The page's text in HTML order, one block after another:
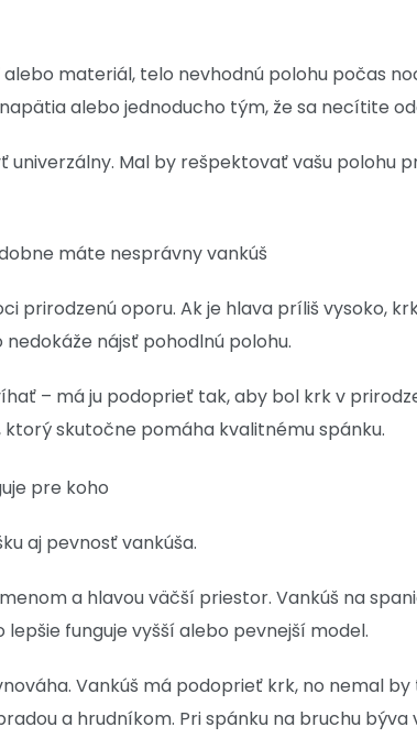
materiál, telo nevhodnú polohu počas
alebo jednoducho tým, že sa necítite
univerzálny. Mal by rešpektovať vašu polohu
máte nesprávny vankúš
prirodzenú oporu. Ak je hlava príliš vysoko,
nájsť pohodlnú polohu.
– má ju podoprieť tak, aby bol krk v
skutočne pomáha kvalitnému spánku.
pre koho
aj pevnosť vankúša.
a hlavou väčší priestor. Vankúš na
funguje vyšší alebo pevnejší model.
Vankúš má podoprieť krk, no nemal
a hrudníkom. Pri spánku na bruchu